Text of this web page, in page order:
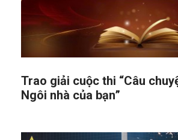
Trao giải cuộc thi “Câu
Ngôi nhà của bạn”